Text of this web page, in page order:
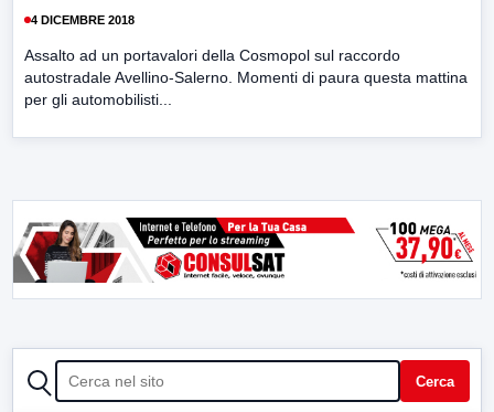
4 DICEMBRE 2018
Assalto ad un portavalori della Cosmopol sul raccordo
autostradale Avellino-Salerno. Momenti di paura questa mattina
per gli automobilisti...
CERCA Cerca